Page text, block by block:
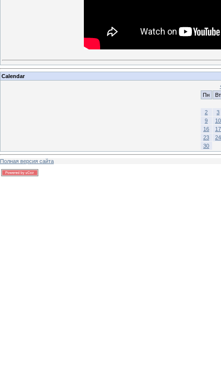
Calendar
Пн
Вт
2
3
9
10
16
17
23
24
30
Полная версия сайта